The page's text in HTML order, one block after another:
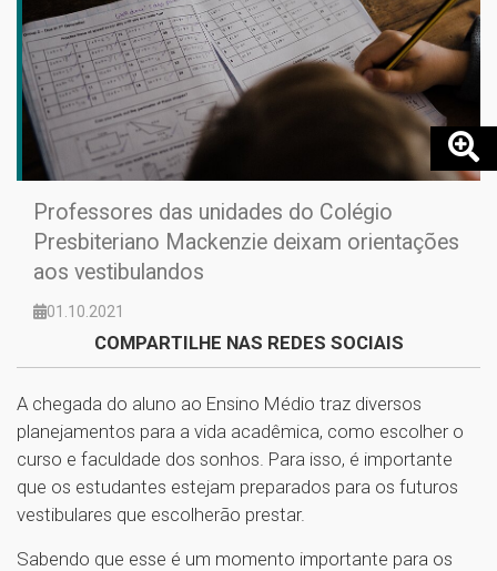
Professores das unidades do Colégio
Presbiteriano Mackenzie deixam orientações
aos vestibulandos
01.10.2021
COMPARTILHE NAS REDES SOCIAIS
A chegada do aluno ao Ensino Médio traz diversos
planejamentos para a vida acadêmica, como escolher o
curso e faculdade dos sonhos. Para isso, é importante
que os estudantes estejam preparados para os futuros
vestibulares que escolherão prestar.
Sabendo que esse é um momento importante para os